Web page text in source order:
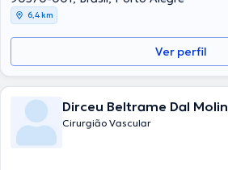
6,4 km
Ver perfil
Dirceu Beltrame Dal Molin
Cirurgião Vascular